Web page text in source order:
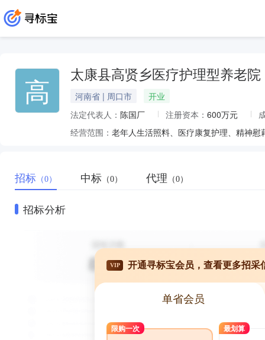
高 太康县高贤乡医疗护理型养老院
河南省 | 周口市
开业
法定代表人： 陈国厂 注册资本： 600万元
经营范围： 老年人生活照料、医疗康复护理、精神慰
招标 （0） 中标 （0） 代理 （0）
招标分析
VIP 开通寻标宝会员，查看更多招采
单省会员
限购一次 最划算